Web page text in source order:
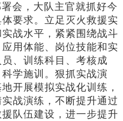
会，大队主官就抓好今
要求。立足灭火救援实
战水平，紧紧围绕战斗
用体能、岗位技能和实
、训练科目、考核成
学施训。狠抓实战演
开展模拟实战化训练，
战演练，不断提升通过
队伍建设，进一步提升